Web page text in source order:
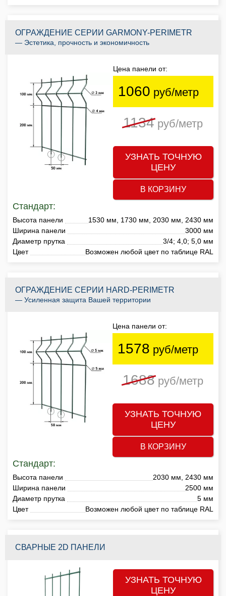
ОГРАЖДЕНИЕ СЕРИИ GARMONY-PERIMETR
— Эстетика, прочность и экономичность
Цена панели от:
1060 руб/метр
1134руб/метр
УЗНАТЬ ТОЧНУЮ
ЦЕНУ
В КОРЗИНУ
Стандарт:
Высота панели
1530 мм, 1730 мм, 2030 мм, 2430 мм
Ширина панели
3000 мм
Диаметр прутка
3/4; 4,0; 5,0 мм
Цвет
Возможен любой цвет по таблице RAL
ОГРАЖДЕНИЕ СЕРИИ HARD-PERIMETR
— Усиленная защита Вашей территории
Цена панели от:
1578 руб/метр
1688руб/метр
УЗНАТЬ ТОЧНУЮ
ЦЕНУ
В КОРЗИНУ
Стандарт:
Высота панели
2030 мм, 2430 мм
Ширина панели
2500 мм
Диаметр прутка
5 мм
Цвет
Возможен любой цвет по таблице RAL
СВАРНЫЕ 2D ПАНЕЛИ
УЗНАТЬ ТОЧНУЮ
ЦЕНУ